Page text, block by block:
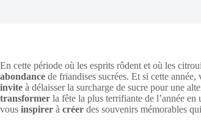
En cette période où les esprits rôdent et où les
abondance de friandises sucrées. Et si cette année,
invite à délaisser la surcharge de sucre pour une
transformer la fête la plus terrifiante de l’année en
vous inspirer à créer des souvenirs mémorables